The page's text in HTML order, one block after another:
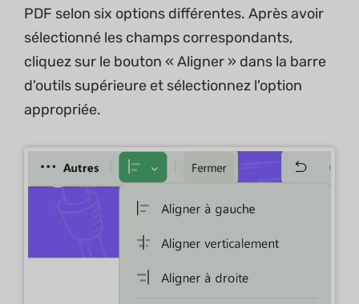
PDF selon six options différentes. Après avoir
sélectionné les champs correspondants,
cliquez sur le bouton « Aligner » dans la barre
d'outils supérieure et sélectionnez l'option
appropriée.